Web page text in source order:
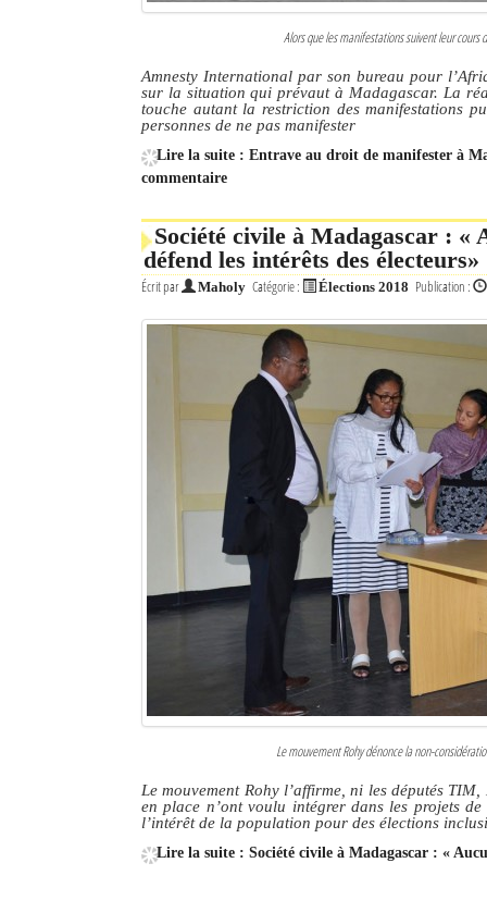
Alors que les manifestations suivent leur
Amnesty International par son bureau pour
sur la situation qui prévaut à Madagascar. La
touche autant la restriction des manifestations
personnes de ne pas manifester
Lire la suite : Entrave au droit de manifester à
commentaire
Société civile à Madagascar :
défend les intérêts des électeurs»
Écrit par Maholy Catégorie : Élections 2018 Publication :
Le mouvement Rohy dénonce la non-
Le mouvement Rohy l’affirme, ni les députés
en place n’ont voulu intégrer dans les projets
l’intérêt de la population pour des élections
Lire la suite : Société civile à Madagascar : «